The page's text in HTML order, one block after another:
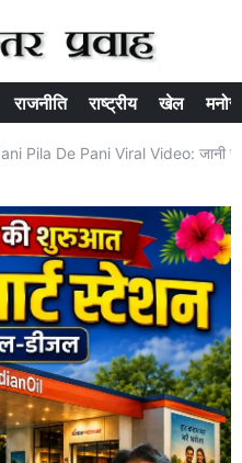
राजनीति राष्ट्रीय खेल
Pila De Pani Viral Video: जानी